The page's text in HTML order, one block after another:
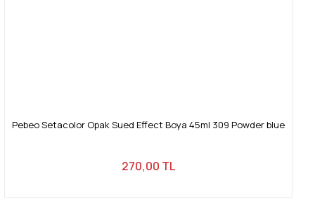
Pebeo Setacolor Opak Sued Effect Boya 45ml 309 Powder blue
270,00 TL